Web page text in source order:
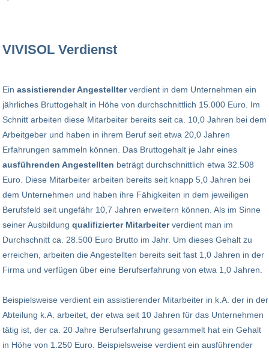
VIVISOL Verdienst
Ein assistierender Angestellterverdient in dem Unternehmen ein
jährliches Bruttogehalt in Höhe von durchschnittlich 15.000 Euro. Im
Schnitt arbeiten diese Mitarbeiter bereits seit ca. 10,0 Jahren bei dem
Arbeitgeber und haben in ihrem Beruf seit etwa 20,0 Jahren
Erfahrungen sammeln können. Das Bruttogehalt je Jahr eines
ausführenden Angestellten beträgt durchschnittlich etwa 32.508
Euro. Diese Mitarbeiter arbeiten bereits seit knapp 5,0 Jahren bei
dem Unternehmen und haben ihre Fähigkeiten in dem jeweiligen
Berufsfeld seit ungefähr 10,7 Jahren erweitern können. Als im Sinne
seiner Ausbildung qualifizierter Mitarbeiterverdient man im
Durchschnitt ca. 28.500 Euro Brutto im Jahr. Um dieses Gehalt zu
erreichen, arbeiten die Angestellten bereits seit fast 1,0 Jahren in der
Firma und verfügen über eine Berufserfahrung von etwa 1,0 Jahren.
Beispielsweise verdient ein assistierender Mitarbeiter in k.A. der in der
Abteilung k.A. arbeitet, der etwa seit 10 Jahren für das Unternehmen
tätig ist, der ca. 20 Jahre Berufserfahrung gesammelt hat ein Gehalt
in Höhe von 1.250 Euro. Beispielsweise verdient ein ausführender